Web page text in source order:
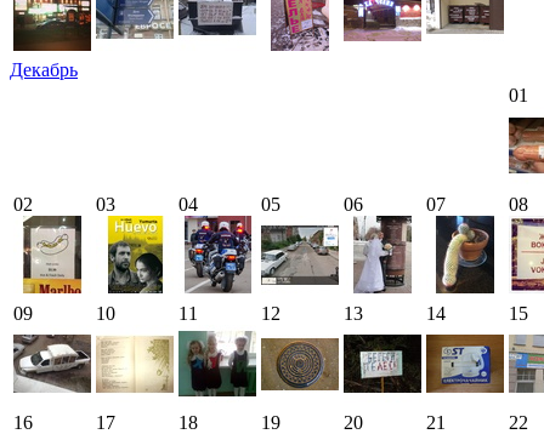
Декабрь
01
02 03 04 05 06 07 08
09 10 11 12 13 14 15
16 17 18 19 20 21 22